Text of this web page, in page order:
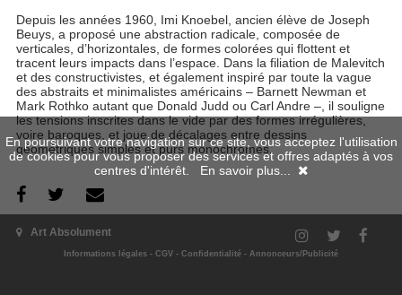
Depuis les années 1960, Imi Knoebel, ancien élève de Joseph
Beuys, a proposé une abstraction radicale, composée de
verticales, d’horizontales, de formes colorées qui flottent et
tracent leurs impacts dans l’espace. Dans la filiation de Malevitch
et des constructivistes, et également inspiré par toute la vague
des abstraits et minimalistes américains – Barnett Newman et
Mark Rothko autant que Donald Judd ou Carl Andre –, il souligne
les tensions inscrites dans le vide par des formes irrégulières,
voire baroques, et joue de décalages entre dessins
géométriques simples et purs monochromes.
Art Absolument
Informations légales - CGV - Confidentialité - Annonceurs/Publicité
En poursuivant votre navigation sur ce site, vous acceptez l'utilisation
de cookies pour vous proposer des services et offres adaptés à vos
centres d'intérêt. En savoir plus...